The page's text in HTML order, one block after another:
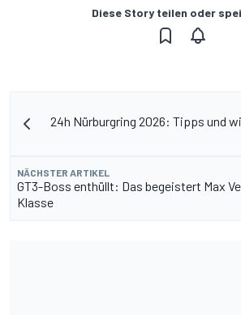
Diese Story teilen oder
24h Nürburgring 2026: Tipps und
NÄCHSTER ARTIKEL
GT3-Boss enthüllt: Das begeistert Max
Klasse